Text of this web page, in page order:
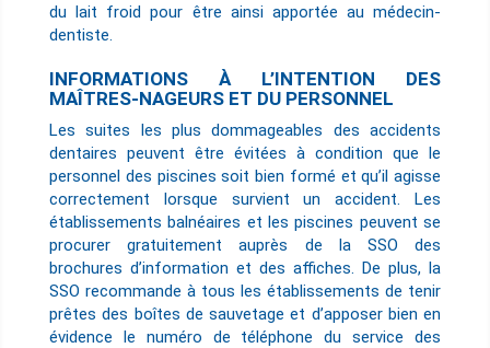
du lait froid pour être ainsi apportée au médecin-
dentiste.
INFORMATIONS À L’INTENTION DES
MAÎTRES-NAGEURS ET DU PERSONNEL
Les suites les plus dommageables des accidents
dentaires peuvent être évitées à condition que le
personnel des piscines soit bien formé et qu’il agisse
correctement lorsque survient un accident. Les
établissements balnéaires et les piscines peuvent se
procurer gratuitement auprès de la SSO des
brochures d’information et des affiches. De plus, la
SSO recommande à tous les établissements de tenir
prêtes des boîtes de sauvetage et d’apposer bien en
évidence le numéro de téléphone du service des